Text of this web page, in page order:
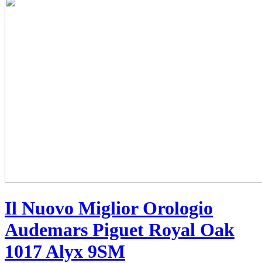
Il Nuovo Miglior Orologio
Audemars Piguet Royal Oak
1017 Alyx 9SM